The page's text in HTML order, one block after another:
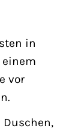
in
vor
Duschen,